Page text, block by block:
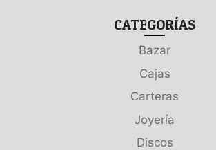
CATEGORÍAS
Bazar
Cajas
Carteras
Joyería
Discos